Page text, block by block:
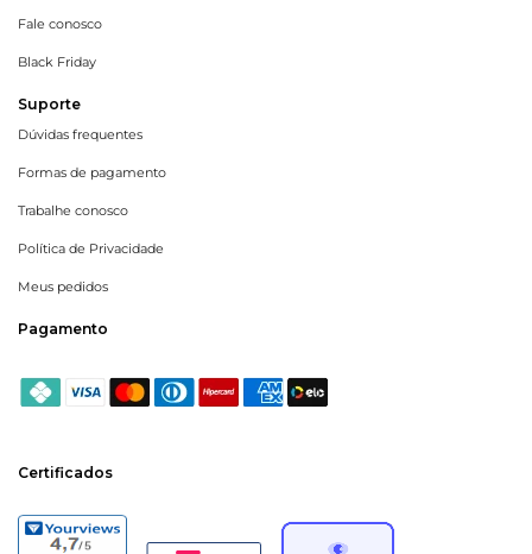
Fale conosco
Black Friday
Suporte
Dúvidas frequentes
Formas de pagamento
Trabalhe conosco
Política de Privacidade
Meus pedidos
Pagamento
Certificados